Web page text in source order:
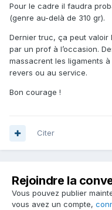
Pour le cadre il faudra
(genre au-delà de 310 gr).
Dernier truc, ça peut
par un prof à l’occasion.
massacrent les ligaments
revers ou au service.
Bon courage !
Citer
Rejoindre la
Vous pouvez publier
vous avez un compte,